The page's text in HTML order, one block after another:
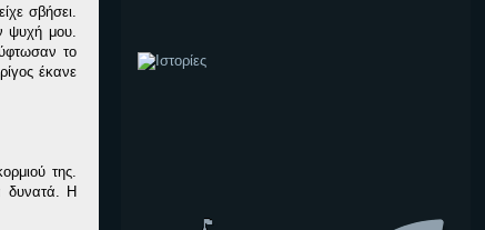
σβήσει.
ψυχή μου.
το
έκανε
της.
δυνατά. Η